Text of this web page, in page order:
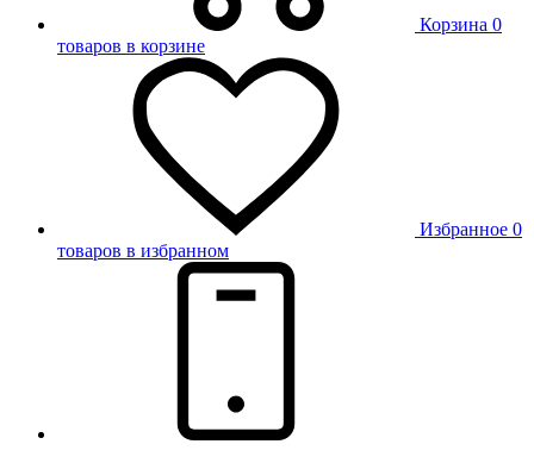
Корзина 0
товаров в корзине
Избранное 0
товаров в избранном